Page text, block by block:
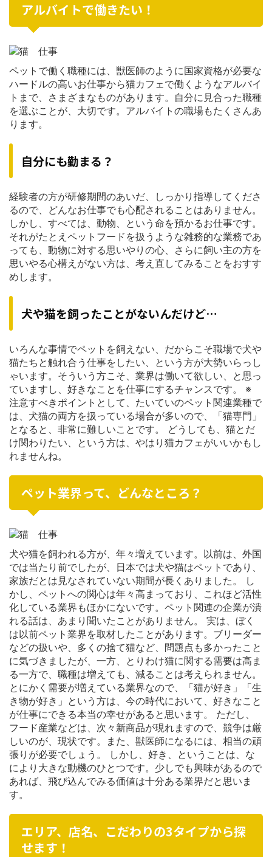
アルバイトで働きたい！
ペットで働く職種には、獣医師のように国家資格が必要な
ハードルの高いお仕事から猫カフェで働くようなアルバイ
トまで、さまざまなものがあります。自分に見合った職種
を選ぶことが、大切です。アルバイトの職場もたくさんあ
ります。
自分にも勤まる？
経験者の方が研修期間のあいだ、しっかり指導してくださ
るので、どんなお仕事でも心配されることはありません。
しかし、すべては、動物、という命を預かるお仕事です。
それがたとえペットフードを扱うような雑務的な業務であ
っても、動物に対する思いやりの心、さらに飼い主の方を
思いやる心構えがない方は、考え直してみることをおすす
めします。
犬や猫を飼ったことがないんだけど…
いろんな事情でペットを飼えない、だからこそ職場で犬や
猫たちと触れ合う仕事をしたい、という方が大勢いらっし
ゃいます。そういう方こそ、業界は働いて欲しい、と思っ
ていますし、好きなことを仕事にするチャンスです。 ※
注意すべきポイントとして、たいていのペット関連業種で
は、犬猫の両方を扱っている場合が多いので、「猫専門」
となると、非常に難しいことです。 どうしても、猫とだ
け関わりたい、という方は、やはり猫カフェがいいかもし
れませんね。
ペット業界って、どんなところ？
犬や猫を飼われる方が、年々増えています。以前は、外国
では当たり前でしたが、日本では犬や猫はペットであり、
家族だとは見なされていない期間が長くありました。 し
かし、ペットへの関心は年々高まっており、これほど活性
化している業界もほかにないです。ペット関連の企業が潰
れる話は、あまり聞いたことがありません。 実は、ぼく
は以前ペット業界を取材したことがあります。ブリーダー
などの扱いや、多くの捨て猫など、問題点も多かったこと
に気づきましたが、一方、とりわけ猫に関する需要は高ま
る一方で、職種は増えても、減ることは考えられません。
とにかく需要が増えている業界なので、「猫が好き」「生
き物が好き」という方は、今の時代において、好きなこと
が仕事にできる本当の幸せがあると思います。 ただし、
フード産業などは、次々新商品が現れますので、競争は厳
しいのが、現状です。また、獣医師になるには、相当の頑
張りが必要でしょう。 しかし、好き、ということは、な
により大きな動機のひとつです。少しでも興味があるので
あれば、飛び込んでみる価値は十分ある業界だと思いま
す。
エリア、店名、こだわりの3タイプから探
せます！